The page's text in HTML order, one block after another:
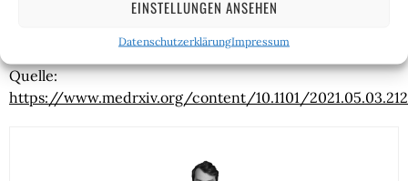
EINSTELLUNGEN ANSEHEN
DatenschutzerklärungImpressum
Jugendliche, deren Immunsystem noch im Aufbau
Quelle:
https://www.medrxiv.org/content/10.1101/